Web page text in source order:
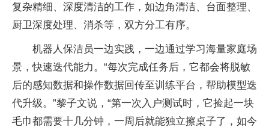
复杂精细、深度清洁的工作，如边角清洁、台面整理、
厨卫深度处理、消杀等，双方分工有序。
机器人保洁员一边实践，一边通过学习海量家庭场
景，快速迭代能力。“每次完成任务后，它都会将脱敏
后的感知数据和操作数据回传至训练平台，帮助模型迭
代升级。”黎子文说，“第一次入户测试时，它捡起一块
毛巾都需要十几分钟，一周后就能独立擦桌子了，如今